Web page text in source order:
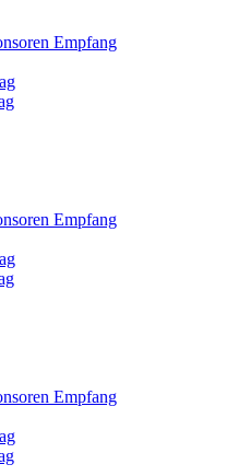
Empfang
Empfang
Empfang